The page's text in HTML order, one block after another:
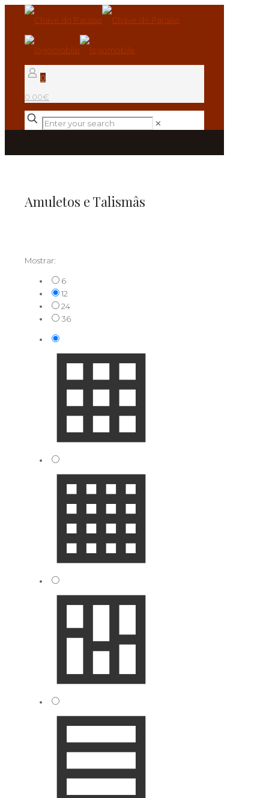
0
0.00€
✕
Amuletos e Talismâs
Mostrar:
6
12
24
36